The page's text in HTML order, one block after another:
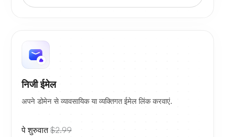
निजी ईमेल
अपने डोमेन से व्यावसायिक या व्यक्तिगत ईमेल लिंक करवाएं.
पे शुरुवात$2.99